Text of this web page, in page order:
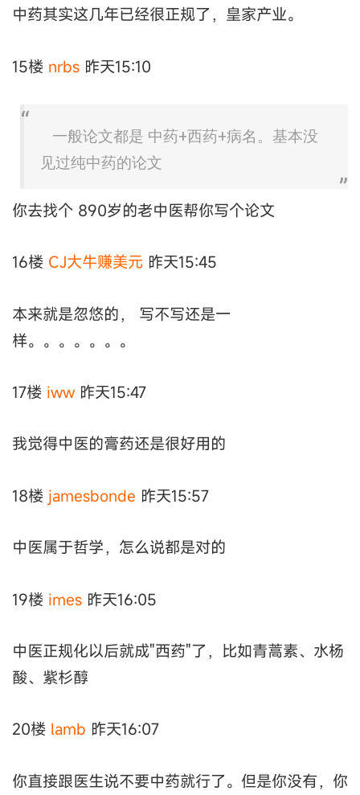
中药其实这几年已经很正规了，皇家产业。
15楼 nrbs 昨天15:10
一般论文都是 中药+西药+病名。基本没
见过纯中药的论文
你去找个 890岁的老中医帮你写个论文
16楼 CJ大牛赚美元 昨天15:45
本来就是忽悠的， 写不写还是一
样。。。。。。。
17楼 iww 昨天15:47
我觉得中医的膏药还是很好用的
18楼 jamesbonde 昨天15:57
中医属于哲学，怎么说都是对的
19楼 imes 昨天16:05
中医正规化以后就成"西药"了，比如青蒿素、水杨
酸、紫杉醇
20楼 lamb 昨天16:07
你直接跟医生说不要中药就行了。但是你没有，你